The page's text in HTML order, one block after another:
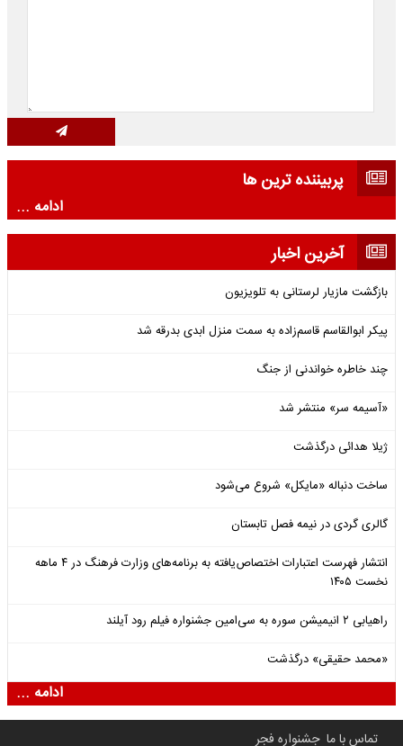
پربیننده ترین ها
ادامه ...
آخرین اخبار
بازگشت مازیار لرستانی به تلویزیون
پیکر ابوالقاسم قاسم‌زاده به سمت منزل ابدی بدرقه شد
چند خاطره خواندنی از جنگ
«آسیمه سر» منتشر شد
ژیلا هدائی درگذشت
ساخت دنباله «مایکل» شروع می‌شود
گالری گردی در نیمه فصل تابستان
انتشار فهرست اعتبارات اختصاص‌یافته به برنامه‌های وزارت فرهنگ در ۴ ماهه
نخست ۱۴۰۵
راهیابی ۲ انیمیشن سوره به سی‌امین جشنواره فیلم رود آیلند
«محمد حقیقی» درگذشت
ادامه ...
تماس با ما جشنواره فجر